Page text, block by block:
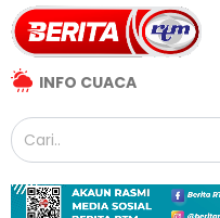
INFO CUACA